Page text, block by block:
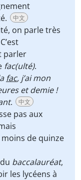
中文
on parle très
parler
fac(ulté).
fac, j’ai mon
et demie !
. 中文
pas aux
de quinze
baccalauréat,
les lycéens à